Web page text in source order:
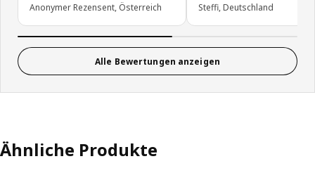
Anonymer Rezensent, Österreich Steffi, Deutschland
Alle Bewertungen anzeigen
Ähnliche Produkte